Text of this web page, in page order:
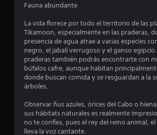
Fauna abundante
La vida florece por todo el territorio de las
Tikamoon, especialmente en las praderas,
presencia de agua atrae a varias especies
negro, el jabalí verrugoso y el ganso
praderas también podrás encontrarte con
búfalos cafre, aunque habitan
donde buscan comida y se resguardan a la
árboles.
Observar ñus azules, órices del Cabo o
sus hábitats naturales es realmente
no te confíes, pues el rey del reino animal,
lleva la voz cantante.